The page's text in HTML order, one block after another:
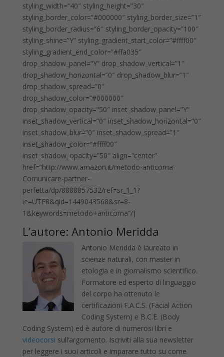
styling_width=”40″ styling_height=”30″
styling_border_color=”#000000″ styling_border_size=”1″
styling_border_radius=”6″ styling_border_opacity=”100″
styling_shine=”Y” styling_gradient_start_color=”#ffff00″
styling_gradient_end_color=”#ffa035″
drop_shadow_panel=”Y” drop_shadow_vertical=”1″
drop_shadow_horizontal=”0″ drop_shadow_blur=”1″
drop_shadow_spread=”0″
drop_shadow_color=”#000000″
drop_shadow_opacity=”50″ inset_shadow_panel=”Y”
inset_shadow_vertical=”0″ inset_shadow_horizontal=”0″
inset_shadow_blur=”0″ inset_shadow_spread=”1″
inset_shadow_color=”#ffff00″
inset_shadow_opacity=”50″ align=”center”
href=”http://www.amazon.it/metodo-anticorna-
Comunicare-partner-
perfetta/dp/8888857532/ref=sr_1_1?
ie=UTF8&qid=1449043568&sr=8-
1&keywords=metodo+anticorna”/]
L’autore: Antonio Meridda
Antonio Meridda è laureato in
scienze naturali, con master in
etologia e in giornalismo scientifico.
Formatore ed esperto di linguaggio
del corpo ha ottenuto le
certificazioni F.A.C.S. (Facial Action
Coding System) e B.C.E. (Body
Coding System) ed è autore di numerosi libri e
videocorsi sull’argomento. Iscriviti alla sua newsletter
per leggere i suoi articoli e imparare tutto su come